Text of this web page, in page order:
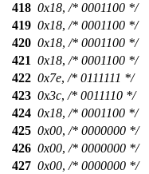
418 0x18, /* 0001100 */
419 0x18, /* 0001100 */
420 0x18, /* 0001100 */
421 0x18, /* 0001100 */
422 0x7e, /* 0111111 */
423 0x3c, /* 0011110 */
424 0x18, /* 0001100 */
425 0x00, /* 0000000 */
426 0x00, /* 0000000 */
427 0x00, /* 0000000 */